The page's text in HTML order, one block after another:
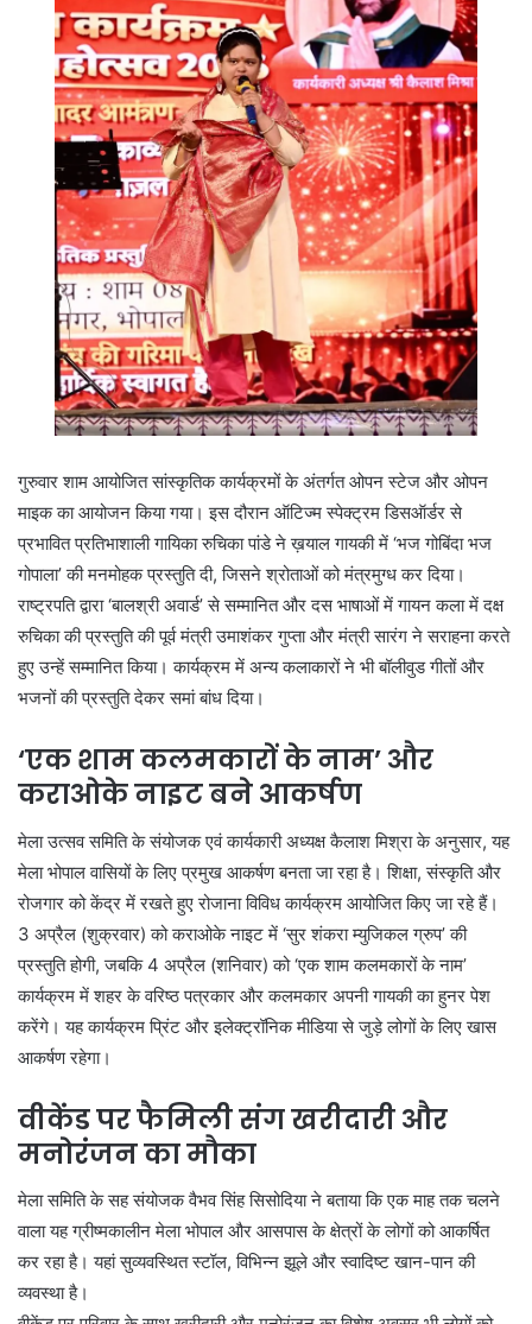
गुरुवार शाम आयोजित सांस्कृतिक कार्यक्रमों के अंतर्गत ओपन स्टेज और ओपन
माइक का आयोजन किया गया। इस दौरान ऑटिज्म स्पेक्ट्रम डिसऑर्डर से
प्रभावित प्रतिभाशाली गायिका रुचिका पांडे ने ख़याल गायकी में ‘भज गोबिंदा भज
गोपाला’ की मनमोहक प्रस्तुति दी, जिसने श्रोताओं को मंत्रमुग्ध कर दिया।
राष्ट्रपति द्वारा ‘बालश्री अवार्ड’ से सम्मानित और दस भाषाओं में गायन कला में दक्ष
रुचिका की प्रस्तुति की पूर्व मंत्री उमाशंकर गुप्ता और मंत्री सारंग ने सराहना करते
हुए उन्हें सम्मानित किया। कार्यक्रम में अन्य कलाकारों ने भी बॉलीवुड गीतों और
भजनों की प्रस्तुति देकर समां बांध दिया।
‘एक शाम कलमकारों के नाम’ और
कराओके नाइट बने आकर्षण
मेला उत्सव समिति के संयोजक एवं कार्यकारी अध्यक्ष कैलाश मिश्रा के अनुसार, यह
मेला भोपाल वासियों के लिए प्रमुख आकर्षण बनता जा रहा है। शिक्षा, संस्कृति और
रोजगार को केंद्र में रखते हुए रोजाना विविध कार्यक्रम आयोजित किए जा रहे हैं।
3 अप्रैल (शुक्रवार) को कराओके नाइट में ‘सुर शंकरा म्युजिकल ग्रुप’ की
प्रस्तुति होगी, जबकि 4 अप्रैल (शनिवार) को ‘एक शाम कलमकारों के नाम’
कार्यक्रम में शहर के वरिष्ठ पत्रकार और कलमकार अपनी गायकी का हुनर पेश
करेंगे। यह कार्यक्रम प्रिंट और इलेक्ट्रॉनिक मीडिया से जुड़े लोगों के लिए खास
आकर्षण रहेगा।
वीकेंड पर फैमिली संग खरीदारी और
मनोरंजन का मौका
मेला समिति के सह संयोजक वैभव सिंह सिसोदिया ने बताया कि एक माह तक चलने
वाला यह ग्रीष्मकालीन मेला भोपाल और आसपास के क्षेत्रों के लोगों को आकर्षित
कर रहा है। यहां सुव्यवस्थित स्टॉल, विभिन्न झूले और स्वादिष्ट खान-पान की
व्यवस्था है।